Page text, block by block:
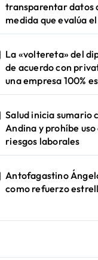
transparentar datos
medida que evalúa
La «voltereta» del
de acuerdo con
una empresa 100%
Salud inicia sumario
Andina y prohíbe
riesgos laborales
Antofagastino
como refuerzo